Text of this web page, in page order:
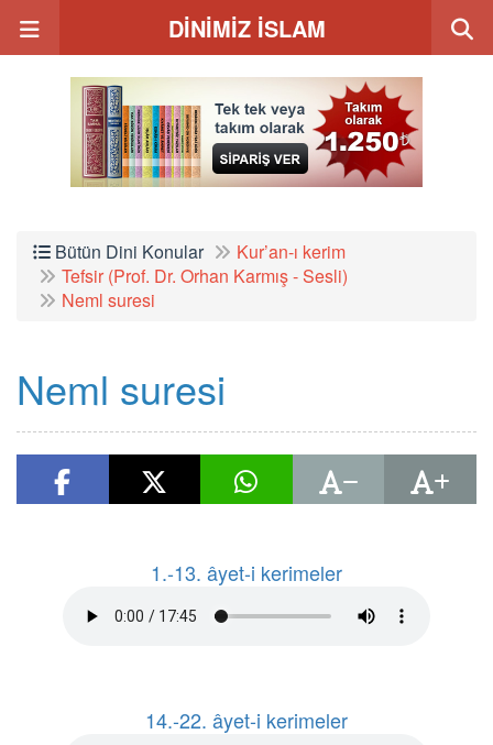
DİNİMİZ İSLAM
Bütün Dini Konular
Kur’an-ı kerim
Tefsir (Prof. Dr. Orhan Karmış - Sesli)
Neml suresi
Neml suresi
1.-13. âyet-i kerimeler
14.-22. âyet-i kerimeler